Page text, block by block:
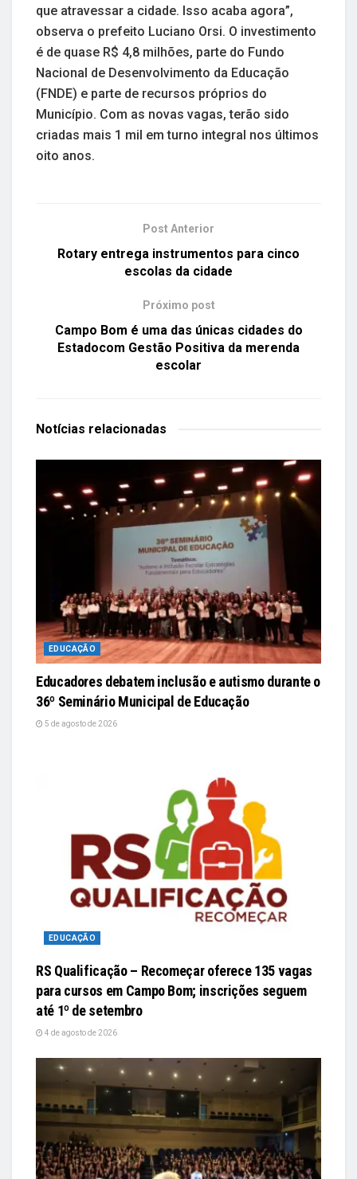
que atravessar a cidade. Isso acaba agora”,
observa o prefeito Luciano Orsi. O investimento
é de quase R$ 4,8 milhões, parte do Fundo
Nacional de Desenvolvimento da Educação
(FNDE) e parte de recursos próprios do
Município. Com as novas vagas, terão sido
criadas mais 1 mil em turno integral nos últimos
oito anos.
Post Anterior
Rotary entrega instrumentos para cinco
escolas da cidade
Próximo post
Campo Bom é uma das únicas cidades do
Estadocom Gestão Positiva da merenda
escolar
Notícias relacionadas
EDUCAÇÃO
Educadores debatem inclusão e autismo durante o
36º Seminário Municipal de Educação
5 de agosto de 2026
EDUCAÇÃO
RS Qualificação – Recomeçar oferece 135 vagas
para cursos em Campo Bom; inscrições seguem
até 1º de setembro
4 de agosto de 2026